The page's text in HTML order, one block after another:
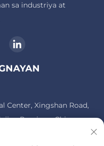
sa industriya at
Center, Xingshan Road,
Province, China.